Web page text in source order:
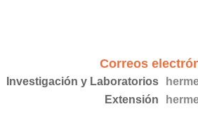
Correos
Investigación y Laboratorios
Extensión